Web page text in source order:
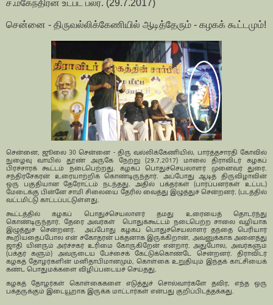
ச.மகேந்திரன் உட்பட பலர். (29.7.2017)
சென்னை - திருவல்லிக்கேணியில் ஆடித்தேரும் - கழகக் கூட்டமும்!
சென்னை, ஜூலை 30 சென்னை - திரு வல்லிக்கேணியில், பார்த்தசாரதி கோவில்
நுழைவு வாயில் தூண் அருகே நேற்று (29.7.2017) மாலை திராவிடர் கழகப்
பிரச்சாரக் கூட்டம் நடைபெற்றது. கழகப் பொதுச்செயலாளர் முனைவர் துரை.
சந்திரசேகரன் உரையாற்றிக் கொண்டிருந்தார். அப்போது ஆடித் திருவிழாவின்
ஒரு பகுதியான தேரோட்டம் நடந்தது. அதில் பக்தர்கள் (பார்ப்பனர்கள் உட்பட)
மேடைக்கு பின்னே சாமி சிலையை தேரில் வைத்து இழுத்துச் சென்றனர். (படத்தில்
வட்டமிட்டு காட்டப்பட்டுள்ளது.
கூட்டத்தில் கழகப் பொதுச்செயலாளர் தமது உரையைத் தொடர்ந்து
கொண்டிருந்தார். தேரை அவர்கள் பொதுக்கூட்டம் நடைபெற்ற சாலை வழியாக
இழுத்துச் சென்றனர். அப்போது கழகப் பொதுச்செயலாளர் தந்தை பெரியார்
கூறியதைப்போல என் சகோதரன் பக்தனாக இருக்கிறான், அவனுக்காக அனைத்து
ஜாதி யினரும் அர்ச்சகர் உரிமை கோருகிறேன் என்றார். அதுபோல, அவர்களும்
(பக்தர் களும்) அவருடைய பேச்சைக் கேட்டுக்கொண்டே சென்றனர். திராவிடர்
கழகத் தோழர்களின் மனிதாபிமானமும், கொள்கை உறுதியும் இந்தக் காட்சியைக்
கண்ட பொதுமக்களை விழிப்படையச் செய்தது.
கழகத் தோழர்கள் கொள்கைகளை எடுத்துச் சொல்வார்களே தவிர, எந்த ஒரு
பக்தருக்கும் இடையூறாக இருக்க மாட்டார்கள் என்பது குறிப்பிடத்தக்கது.